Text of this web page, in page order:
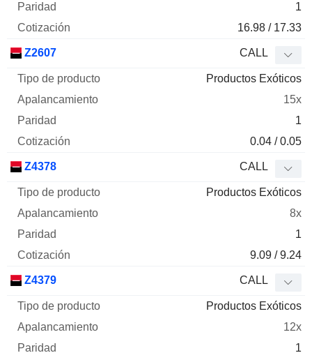
1
16.98 / 17.33
Z2607 CALL
Productos Exóticos
15x
1
0.04 / 0.05
Z4378 CALL
Productos Exóticos
8x
1
9.09 / 9.24
Z4379 CALL
Productos Exóticos
12x
1